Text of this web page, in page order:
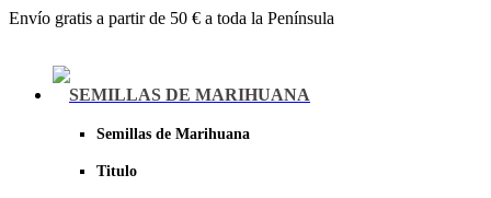
Envío gratis a partir de 50 € a toda la Península
SEMILLAS DE MARIHUANA
Semillas de Marihuana
Titulo